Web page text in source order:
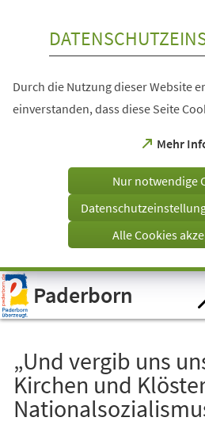
Visuelle
Assistenzsoftware
öffnen.
Durch die Nutzung dieser Website
einverstanden, dass diese Seite
Mehr
(Öffnet
einem
Tab)
Nur notwendige
Alle Cookies
Paderborn
„Und vergib uns
Kirchen und